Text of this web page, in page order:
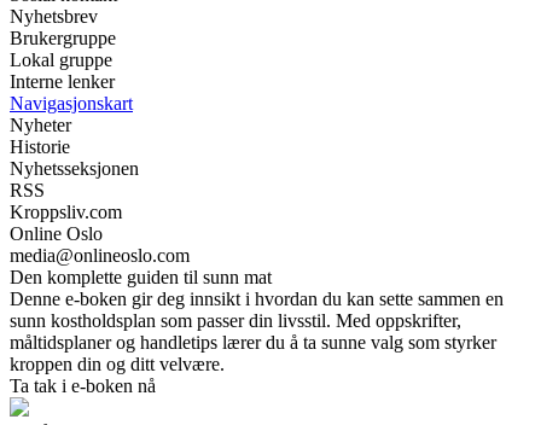
Nyhetsbrev
Brukergruppe
Lokal gruppe
Interne lenker
Navigasjonskart
Nyheter
Historie
Nyhetsseksjonen
RSS
Kroppsliv.com
Online Oslo
media@onlineoslo.com
Den komplette guiden til sunn mat
Denne e-boken gir deg innsikt i hvordan du kan sette sammen en
sunn kostholdsplan som passer din livsstil. Med oppskrifter,
måltidsplaner og handletips lærer du å ta sunne valg som styrker
kroppen din og ditt velvære.
Ta tak i e-boken nå